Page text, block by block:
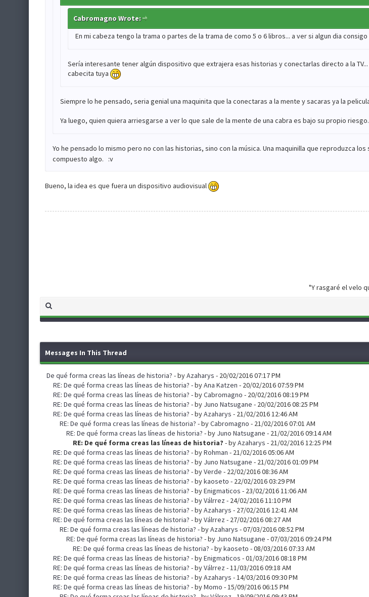
Cabromagno Wrote:
En mi cabeza tengo la trama o partes de la trama de como 5 o 6 libros... a ver si algun dia
Sería interesante tener algún dispositivo que extrajera esas historias y conectarlas directo a la
cabecita tuya
Siempre lo he pensado, seria genial una maquinita que la conectaras a la mente y sacaras ya la
Ya luego, quien quiera arriesgarse a ver lo que sale de la mente de una cabra es bajo su propio
Yo he pensado lo mismo pero no con las historias, sino con la música. Una maquinilla que reproduzca
compuesto algo. :v
Bueno, la idea es que fuera un dispositivo audiovisual
"Y rasgaré el velo
Messages In This Thread
De qué forma creas las líneas de historia? - byAzaharys - 20/02/2016 07:17 PM
RE: De qué forma creas las líneas de historia? - byAna Katzen - 20/02/2016 07:59 PM
RE: De qué forma creas las líneas de historia? - byCabromagno - 20/02/2016 08:19 PM
RE: De qué forma creas las líneas de historia? - by Juno Natsugane - 20/02/2016 08:25 PM
RE: De qué forma creas las líneas de historia? - byAzaharys - 21/02/2016 12:46 AM
RE: De qué forma creas las líneas de historia? - byCabromagno - 21/02/2016 07:01 AM
RE: De qué forma creas las líneas de historia? - by Juno Natsugane - 21/02/2016 09:14 AM
RE: De qué forma creas las líneas de historia? - byAzaharys - 21/02/2016 12:25 PM
RE: De qué forma creas las líneas de historia? - byRohman - 21/02/2016 05:06 AM
RE: De qué forma creas las líneas de historia? - by Juno Natsugane - 21/02/2016 01:09 PM
RE: De qué forma creas las líneas de historia? - byVerde - 22/02/2016 08:36 AM
RE: De qué forma creas las líneas de historia? - bykaoseto - 22/02/2016 03:29 PM
RE: De qué forma creas las líneas de historia? - byEnigmaticos - 23/02/2016 11:06 AM
RE: De qué forma creas las líneas de historia? - byVálrrez- 24/02/2016 11:10 PM
RE: De qué forma creas las líneas de historia? - byAzaharys - 27/02/2016 12:41 AM
RE: De qué forma creas las líneas de historia? - byVálrrez- 27/02/2016 08:27 AM
RE: De qué forma creas las líneas de historia? - byAzaharys - 07/03/2016 08:52 PM
RE: De qué forma creas las líneas de historia? - by Juno Natsugane - 07/03/2016 09:24 PM
RE: De qué forma creas las líneas de historia? - bykaoseto - 08/03/2016 07:33 AM
RE: De qué forma creas las líneas de historia? - byEnigmaticos - 01/03/2016 08:18 PM
RE: De qué forma creas las líneas de historia? - byVálrrez- 11/03/2016 09:18 AM
RE: De qué forma creas las líneas de historia? - byAzaharys - 14/03/2016 09:30 PM
RE: De qué forma creas las líneas de historia? - byMomo - 15/09/2016 06:15 PM